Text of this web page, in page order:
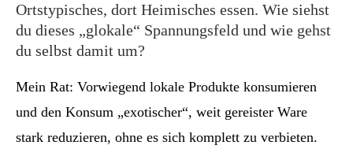
Ortstypisches, dort Heimisches essen. Wie siehst
du dieses „glokale“ Spannungsfeld und wie gehst
du selbst damit um?
Mein Rat: Vorwiegend lokale Produkte konsumieren
und den Konsum „exotischer“, weit gereister Ware
stark reduzieren, ohne es sich komplett zu verbieten.